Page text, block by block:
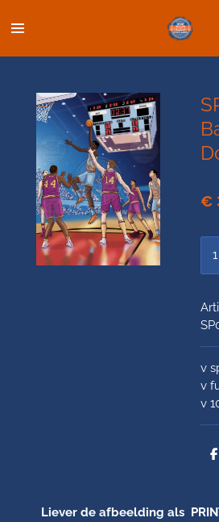
direct
€
v
v
v
D
n
Liever de afbeelding als